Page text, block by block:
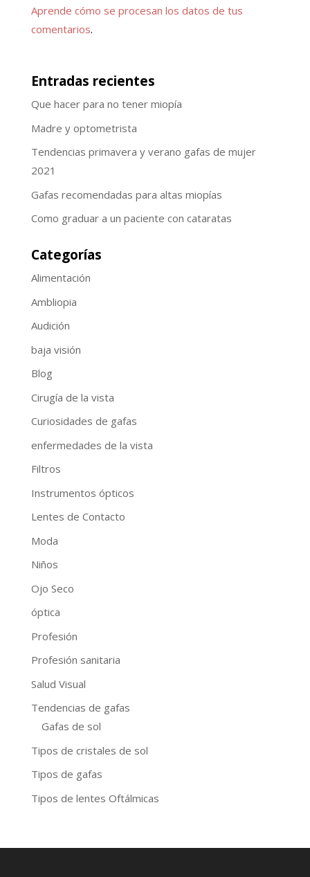
Aprende cómo se procesan los datos de tus
comentarios.
Entradas recientes
Que hacer para no tener miopía
Madre y optometrista
Tendencias primavera y verano gafas de mujer
2021
Gafas recomendadas para altas miopías
Como graduar a un paciente con cataratas
Categorías
Alimentación
Ambliopia
Audición
baja visión
Blog
Cirugía de la vista
Curiosidades de gafas
enfermedades de la vista
Filtros
Instrumentos ópticos
Lentes de Contacto
Moda
Niños
Ojo Seco
óptica
Profesión
Profesión sanitaria
Salud Visual
Tendencias de gafas
Gafas de sol
Tipos de cristales de sol
Tipos de gafas
Tipos de lentes Oftálmicas